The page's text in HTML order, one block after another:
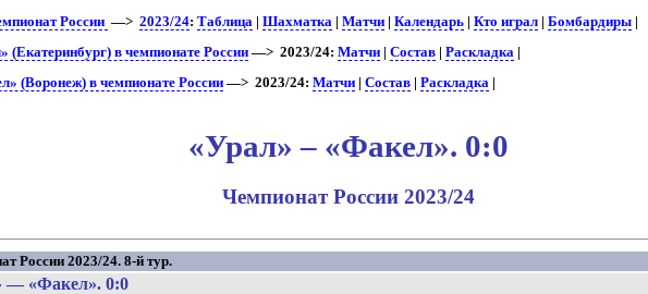
России —>2023/24:Таблица |Шахматка |Матчи |Календарь |Кто играл |Бомбардиры
(Екатеринбург) в чемпионате России —> 2023/24:Матчи |Состав |Раскладка |
(Воронеж) в чемпионате России —> 2023/24:Матчи |Состав |Раскладка |
«Урал» – «Факел». 0:0
Чемпионат России 2023/24
России 2023/24. 8-й тур.
— «Факел». 0:0